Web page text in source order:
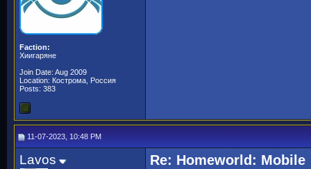
Faction:
Хиигаряне
Join Date: Aug 2009
Location: Кострома, Россия
Posts: 383
11-07-2023, 10:48 PM
Lavos Re: Homeworld: Mobile